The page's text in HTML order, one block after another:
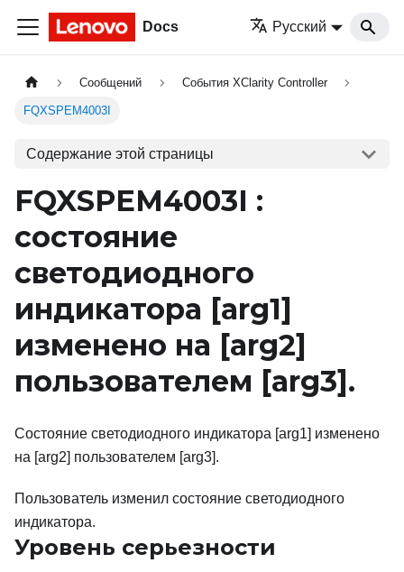
Docs Русский
Сообщений События XClarity Controller
FQXSPEM4003I
Содержание этой страницы
FQXSPEM4003I :
состояние
светодиодного
индикатора [arg1]
изменено на [arg2]
пользователем [arg3] .
Состояние светодиодного индикатора [arg1] изменено
на [arg2] пользователем [arg3].
Пользователь изменил состояние светодиодного
индикатора.
Уровень серьезности